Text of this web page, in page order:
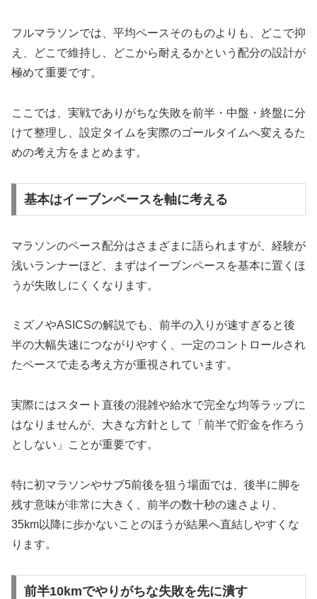
フルマラソンでは、平均ペースそのものよりも、どこで抑
え、どこで維持し、どこから耐えるかという配分の設計が
極めて重要です。
ここでは、実戦でありがちな失敗を前半・中盤・終盤に分
けて整理し、設定タイムを実際のゴールタイムへ変えるた
めの考え方をまとめます。
基本はイーブンペースを軸に考える
マラソンのペース配分はさまざまに語られますが、経験が
浅いランナーほど、まずはイーブンペースを基本に置くほ
うが失敗しにくくなります。
ミズノやASICSの解説でも、前半の入りが速すぎると後
半の大幅失速につながりやすく、一定のコントロールされ
たペースで走る考え方が重視されています。
実際にはスタート直後の混雑や給水で完全な均等ラップに
はなりませんが、大きな方針として「前半で貯金を作ろう
としない」ことが重要です。
特に初マラソンやサブ5前後を狙う場面では、後半に脚を
残す意味が非常に大きく、前半の数十秒の速さより、
35km以降に歩かないことのほうが結果へ直結しやすくな
ります。
前半10kmでやりがちな失敗を先に潰す